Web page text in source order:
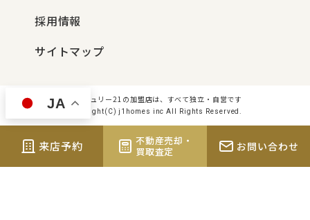
採用情報
サイトマップ
センチュリー21の加盟店は、すべて独立・自営です
Copyright(C) j1homes inc All Rights Reserved.
来店予約
不動産売却・
買取査定
お問い合わせ
JA